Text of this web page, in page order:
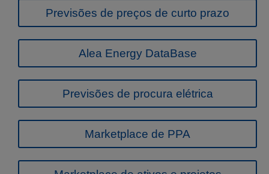
Previsões de preços de curto prazo
Alea Energy DataBase
Previsões de procura elétrica
Marketplace de PPA